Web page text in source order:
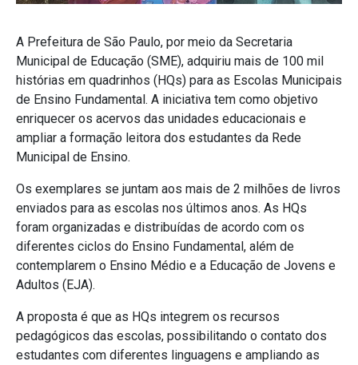
A Prefeitura de São Paulo, por meio da Secretaria
Municipal de Educação (SME), adquiriu mais de 100 mil
histórias em quadrinhos (HQs) para as Escolas Municipais
de Ensino Fundamental. A iniciativa tem como objetivo
enriquecer os acervos das unidades educacionais e
ampliar a formação leitora dos estudantes da Rede
Municipal de Ensino.
Os exemplares se juntam aos mais de 2 milhões de livros
enviados para as escolas nos últimos anos. As HQs
foram organizadas e distribuídas de acordo com os
diferentes ciclos do Ensino Fundamental, além de
contemplarem o Ensino Médio e a Educação de Jovens e
Adultos (EJA).
A proposta é que as HQs integrem os recursos
pedagógicos das escolas, possibilitando o contato dos
estudantes com diferentes linguagens e ampliando as